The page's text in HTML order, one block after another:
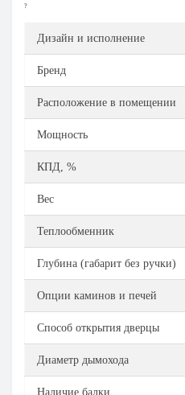
?
Дизайн и исполнение
Бренд
Расположение в помещении
Мощность
КПД, %
Вес
Теплообменник
Глубина (габарит без ручки)
Опции каминов и печей
Способ открытия дверцы
Диаметр дымохода
Наличие балки